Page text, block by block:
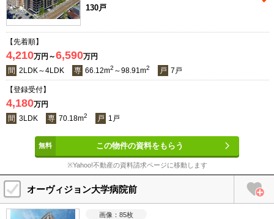
130戸
【先着順】
4,210万円～6,590万円
間 2LDK～4LDK 専 66.12m2 ～98.91m2 戸 7戸
【登録受付】
4,180万円
間 3LDK 専 70.18m2 戸 1戸
この物件の資料をもらう
※Yahoo!不動産の資料請求ページに移動します
オーヴィジョン大学病院前
85枚